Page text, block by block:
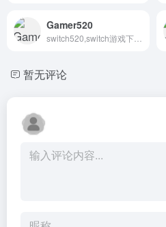
Gamer520
暂无评论